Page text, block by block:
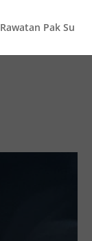
Rawatan Pak Su